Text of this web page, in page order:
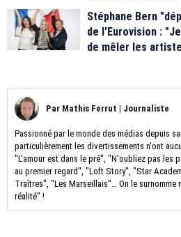
Stéphane Bern
de l'Eurovision :
de mêler les
Par Mathis Ferrut | Journaliste
Passionné par le monde des médias depuis
particulièrement les divertissements n'ont
"L'amour est dans le pré", "N'oubliez pas les
au premier regard", "Loft Story", "Star
Traîtres", "Les Marseillais"… On le surnomme
réalité" !